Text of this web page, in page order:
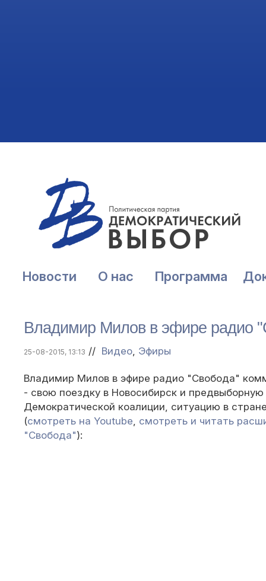
Новости О нас Программа
Владимир Милов в эфире
25-08-2015, 13:13 // Видео Эфиры
Владимир Милов в эфире радио "Свобода"
- свою поездку в Новосибирск и
Демократической коалиции, ситуацию в
(смотреть на Youtube, смотреть и читать
"Свобода"):